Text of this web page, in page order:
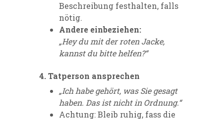
Beschreibung festhalten, falls
nötig.
Andere einbeziehen:
„Hey du mit der roten Jacke,
kannst du bitte helfen?“
4. Tatperson ansprechen
„Ich habe gehört, was Sie gesagt
haben. Das ist nicht in Ordnung.“
Achtung: Bleib ruhig, fass die